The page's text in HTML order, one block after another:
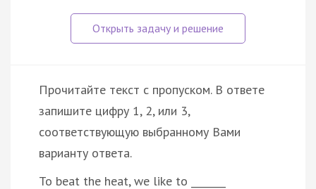
Прочитайте текст с пропуском. В ответе
запишите цифру 1, 2, или 3,
соответствующую выбранному Вами
варианту ответа.
To beat the heat, we like to _______